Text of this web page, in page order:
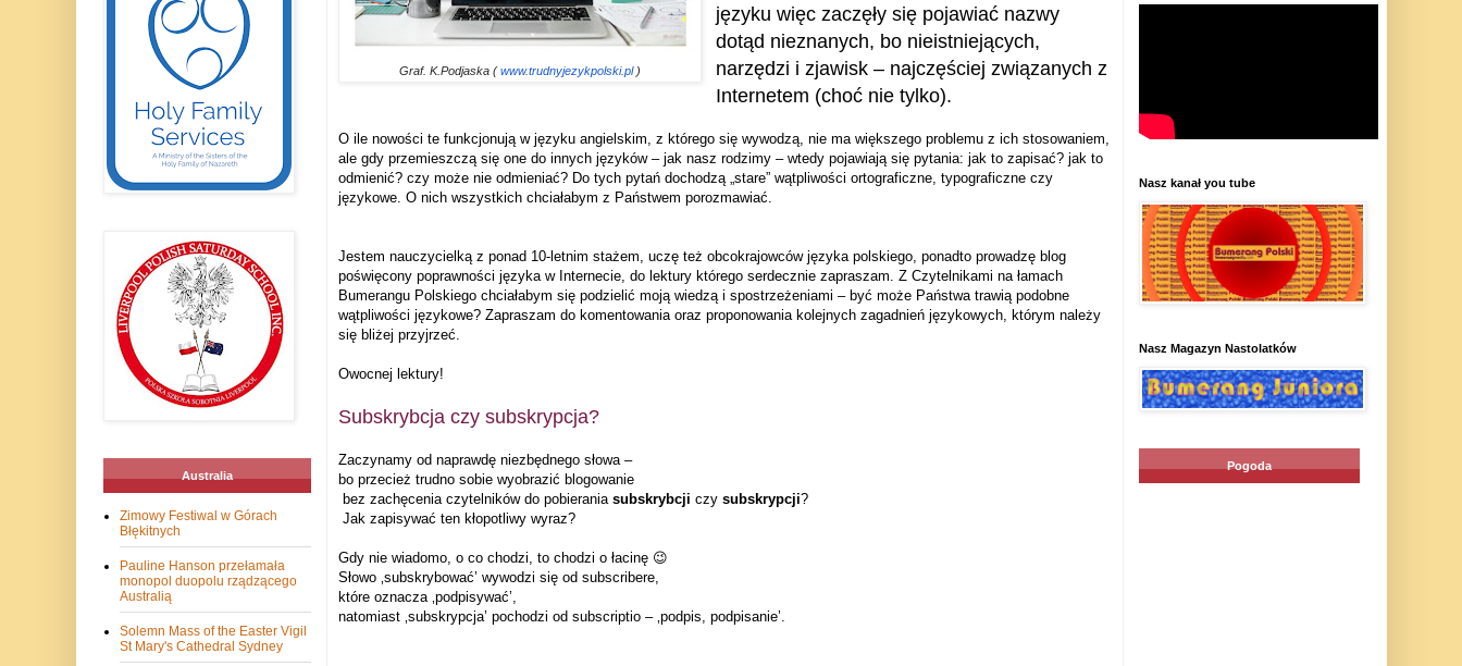
Graf. K.Podjaska (www.trudnyjezykpolski.pl)
języku więc zaczęły się pojawiać nazwy
dotąd nieznanych, bo nieistniejących,
narzędzi i zjawisk – najczęściej związanych z
Internetem (choć nie tylko).
O ile nowości te funkcjonują w języku angielskim, z którego się wywodzą, nie ma większego problemu z ich stosowaniem,
ale gdy przemieszczą się one do innych języków – jak nasz rodzimy – wtedy pojawiają się pytania: jak to zapisać? jak to
odmienić? czy może nie odmieniać? Do tych pytań dochodzą „stare” wątpliwości ortograficzne, typograficzne czy
językowe. O nich wszystkich chciałabym z Państwem porozmawiać.
Jestem nauczycielką z ponad 10-letnim stażem, uczę też obcokrajowców języka polskiego, ponadto prowadzę blog
poświęcony poprawności języka w Internecie, do lektury którego serdecznie zapraszam. Z Czytelnikami na łamach
Bumerangu Polskiego chciałabym się podzielić moją wiedzą i spostrzeżeniami – być może Państwa trawią podobne
wątpliwości językowe? Zapraszam do komentowania oraz proponowania kolejnych zagadnień językowych, którym należy
się bliżej przyjrzeć.
Owocnej lektury!
Subskrybcja czy subskrypcja?
Zaczynamy od naprawdę niezbędnego słowa –
bo przecież trudno sobie wyobrazić blogowanie
bez zachęcenia czytelników do pobieraniasubskrybcji czy subskrypcji?
Jak zapisywać ten kłopotliwy wyraz?
Gdy nie wiadomo, o co chodzi, to chodzi o łacinę 😉
Słowo ‚subskrybować’ wywodzi się od subscribere,
które oznacza ‚podpisywać’,
natomiast ‚subskrypcja’ pochodzi od subscriptio – ‚podpis, podpisanie’.
Australia
Zimowy Festiwal w Górach
Błękitnych
Pauline Hanson przełamała
monopol duopolu rządzącego
Australią
Solemn Mass of the Easter Vigil
St Mary's Cathedral Sydney
Nasz kanał you tube
Nasz Magazyn Nastolatków
Pogoda